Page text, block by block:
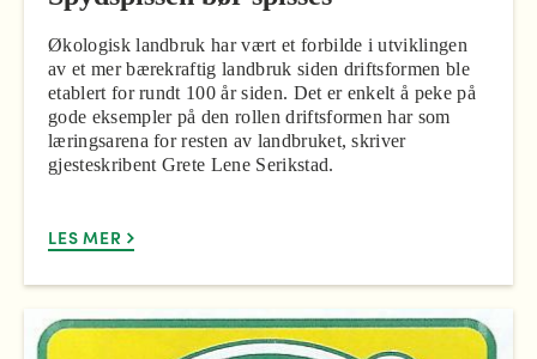
Økologisk landbruk har vært et forbilde i utviklingen
av et mer bærekraftig landbruk siden driftsformen ble
etablert for rundt 100 år siden. Det er enkelt å peke på
gode eksempler på den rollen driftsformen har som
læringsarena for resten av landbruket, skriver
gjesteskribent Grete Lene Serikstad.
LES MER